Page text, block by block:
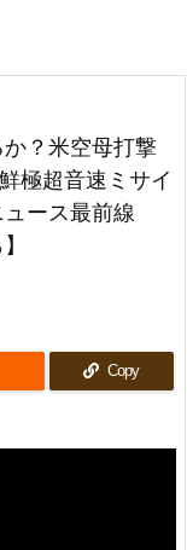
？米空母打撃
極超音速ミサイ
ュース最前線
Copy